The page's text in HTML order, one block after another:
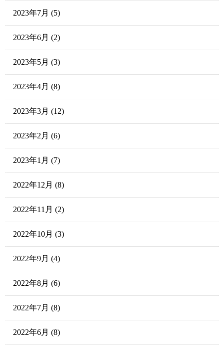
2023年7月 (5)
2023年6月 (2)
2023年5月 (3)
2023年4月 (8)
2023年3月 (12)
2023年2月 (6)
2023年1月 (7)
2022年12月 (8)
2022年11月 (2)
2022年10月 (3)
2022年9月 (4)
2022年8月 (6)
2022年7月 (8)
2022年6月 (8)